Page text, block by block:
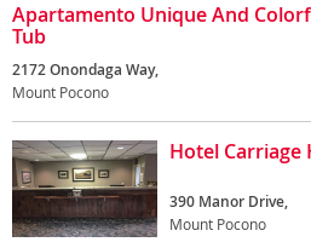
Apartamento Unique And
Tub
2172 Onondaga Way,
Mount Pocono
Hotel Carriage
390 Manor Drive,
Mount Pocono